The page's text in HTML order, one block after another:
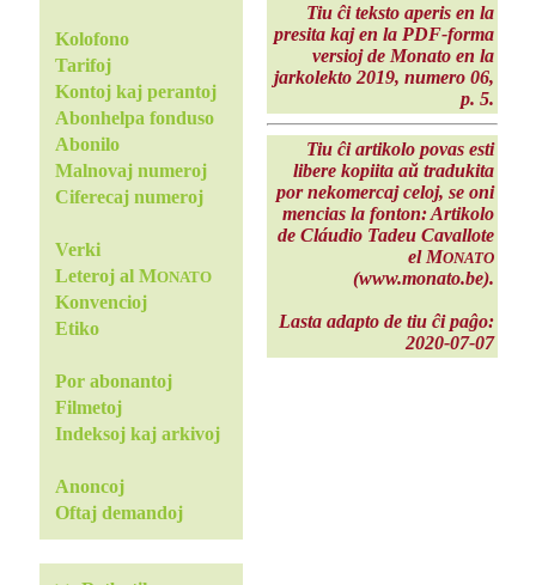
Kolofono
Tarifoj
Kontoj kaj perantoj
Abonhelpa fonduso
Abonilo
Malnovaj numeroj
Ciferecaj numeroj
Verki
Leteroj al MONATO
Konvencioj
Etiko
Por abonantoj
Filmetoj
Indeksoj kaj arkivoj
Anoncoj
Oftaj demandoj
Tiu ĉi teksto aperis en la
presita kaj en la PDF-forma
versioj de Monato en la
jarkolekto 2019, numero 06,
p. 5.
Tiu ĉi artikolo povas esti
libere kopiita aŭ tradukita
por nekomercaj celoj, se oni
mencias la fonton: Artikolo
de Cláudio Tadeu Cavallote
el MONATO
(www.monato.be).
Lasta adapto de tiu ĉi paĝo:
2020-07-07